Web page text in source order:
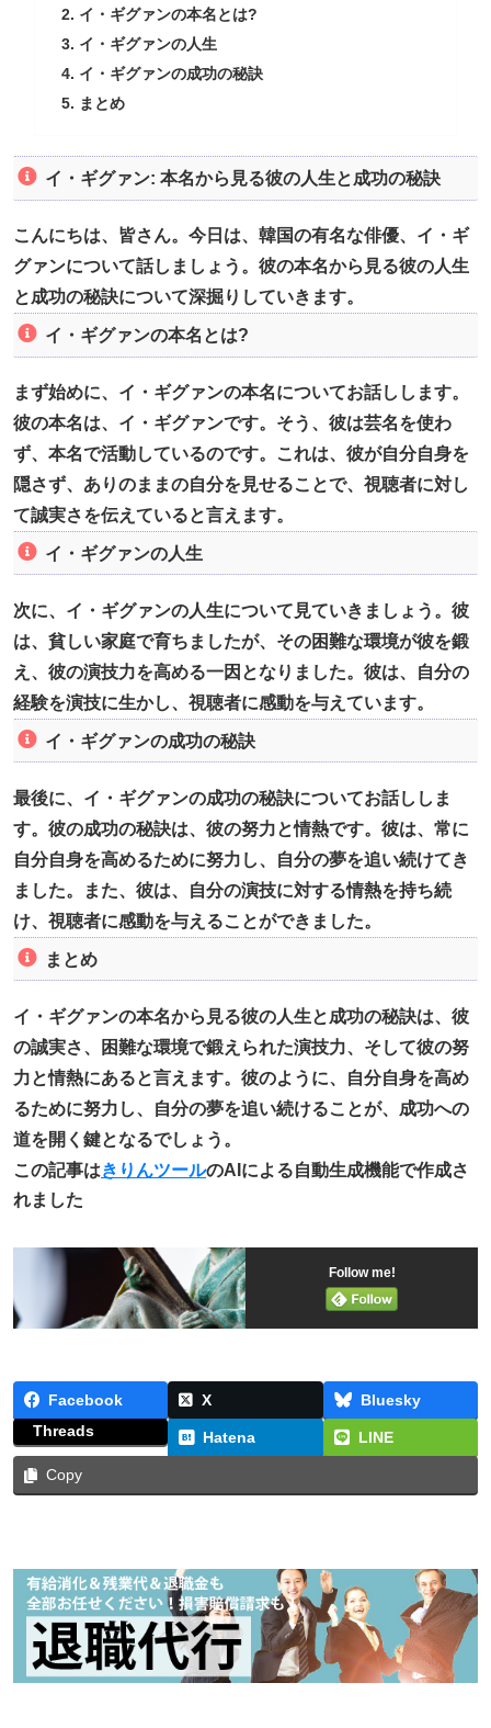
イ・ギグァンの本名とは?
イ・ギグァンの人生
イ・ギグァンの成功の秘訣
まとめ
イ・ギグァン: 本名から見る彼の人生と成功の秘訣
こんにちは、皆さん。今日は、韓国の有名な俳優、イ・ギ
グァンについて話しましょう。彼の本名から見る彼の人生
と成功の秘訣について深掘りしていきます。
イ・ギグァンの本名とは?
まず始めに、イ・ギグァンの本名についてお話しします。
彼の本名は、イ・ギグァンです。そう、彼は芸名を使わ
ず、本名で活動しているのです。これは、彼が自分自身を
隠さず、ありのままの自分を見せることで、視聴者に対し
て誠実さを伝えていると言えます。
イ・ギグァンの人生
次に、イ・ギグァンの人生について見ていきましょう。彼
は、貧しい家庭で育ちましたが、その困難な環境が彼を鍛
え、彼の演技力を高める一因となりました。彼は、自分の
経験を演技に生かし、視聴者に感動を与えています。
イ・ギグァンの成功の秘訣
最後に、イ・ギグァンの成功の秘訣についてお話ししま
す。彼の成功の秘訣は、彼の努力と情熱です。彼は、常に
自分自身を高めるために努力し、自分の夢を追い続けてき
ました。また、彼は、自分の演技に対する情熱を持ち続
け、視聴者に感動を与えることができました。
まとめ
イ・ギグァンの本名から見る彼の人生と成功の秘訣は、彼
の誠実さ、困難な環境で鍛えられた演技力、そして彼の努
力と情熱にあると言えます。彼のように、自分自身を高め
るために努力し、自分の夢を追い続けることが、成功への
道を開く鍵となるでしょう。
この記事はきりんツールのAIによる自動生成機能で作成さ
れました
Follow me!
Facebook X
Bluesky
Threads
Hatena LINE
Copy